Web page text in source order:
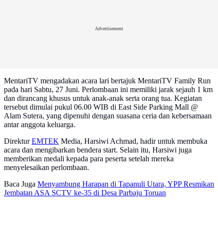
Advertisement
MentariTV mengadakan acara lari bertajuk MentariTV Family Run
pada hari Sabtu, 27 Juni. Perlombaan ini memiliki jarak sejauh 1 km
dan dirancang khusus untuk anak-anak serta orang tua. Kegiatan
tersebut dimulai pukul 06.00 WIB di East Side Parking Mall @
Alam Sutera, yang dipenuhi dengan suasana ceria dan kebersamaan
antar anggota keluarga.
DirekturEMTEK Media, Harsiwi Achmad, hadir untuk membuka
acara dan mengibarkan bendera start. Selain itu, Harsiwi juga
memberikan medali kepada para peserta setelah mereka
menyelesaikan perlombaan.
Baca Juga Menyambung Harapan di Tapanuli Utara, YPP Resmikan
Jembatan ASA SCTV ke-35 di Desa Parbaju Toruan